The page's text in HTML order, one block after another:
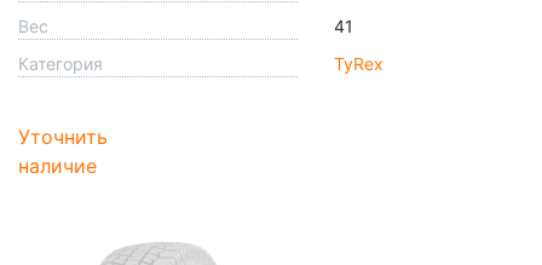
Вес
41
Категория
TyRex
Уточнить
наличие